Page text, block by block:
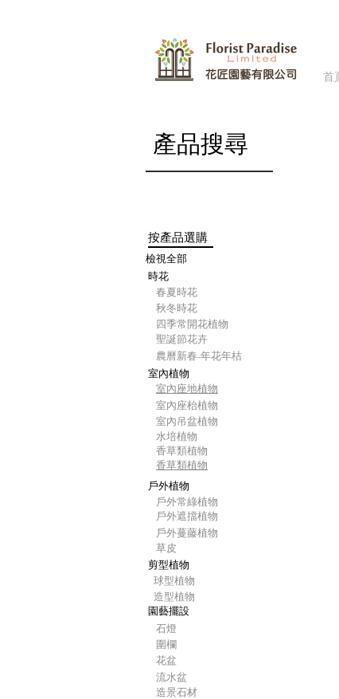
首
​產品搜尋
按產品選購
檢視全部
時花
​春夏時花
​秋冬時花
四季常開花植物
聖誕節花卉
農曆新春-年花年桔
室內植物
室內座地植物
室內座枱植物
室內吊盆植物
水培植物
香草類植物
香草類植物
戶外植物
戶外常綠植物
戶外遮擋植物
戶外蔓藤植物
草皮
剪型植物
球型植物
造型植物
園藝擺設
石燈
圍欄
花盆
流水盆
造景石材